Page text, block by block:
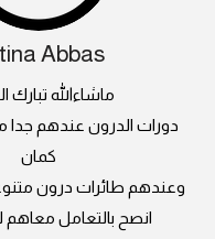
Abbas
ماشاءالله تبارك
دورات الدرون عندهم جدا
كمان
وعندهم طائرات درون
انصح بالتعامل معاهم